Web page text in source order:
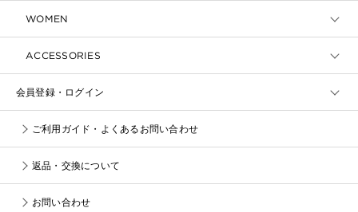
WOMEN
ACCESSORIES
会員登録・ログイン
ご利用ガイド・よくあるお問い合わせ
返品・交換について
お問い合わせ